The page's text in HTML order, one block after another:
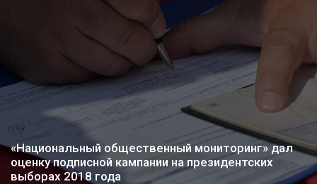
«Национальный общественный мониторинг» дал
оценку подписной кампании на президентских
выборах 2018 года